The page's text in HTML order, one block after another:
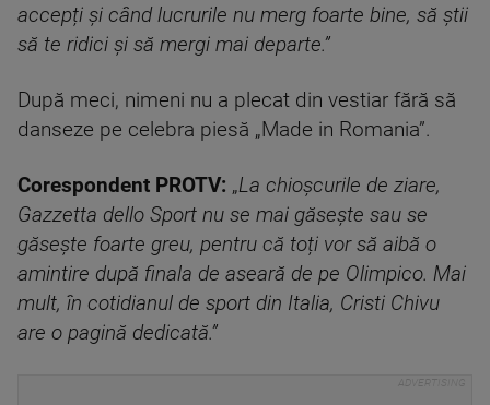
accepți și când lucrurile nu merg foarte bine, să știi
să te ridici și să mergi mai departe.”
După meci, nimeni nu a plecat din vestiar fără să
danseze pe celebra piesă „Made in Romania”.
Corespondent PROTV: „La chioșcurile de ziare,
Gazzetta dello Sport nu se mai găsește sau se
găsește foarte greu, pentru că toți vor să aibă o
amintire după finala de aseară de pe Olimpico. Mai
mult, în cotidianul de sport din Italia, Cristi Chivu
are o pagină dedicată.”